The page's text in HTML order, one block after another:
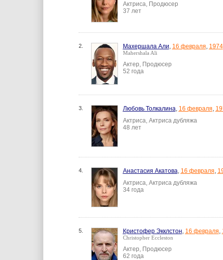
Актриса, Продюсер
37 лет
2. Махершала Али, 16 февраля, 1974
Mahershala Ali
Актер, Продюсер
52 года
3. Любовь Толкалина, 16 февраля,
Актриса, Актриса дубляжа
48 лет
4. Анастасия Акатова, 16 февраля,
Актриса, Актриса дубляжа
34 года
5. Кристофер Экклстон, 16 февраля,
Christopher Eccleston
Актер, Продюсер
62 года